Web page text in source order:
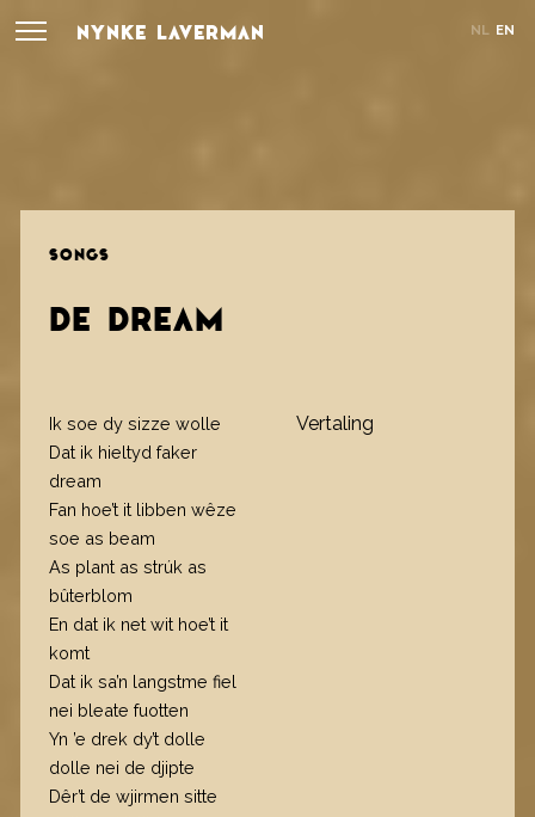
NYNKE LAVERMAN NL EN
SONGS
DE DREAM
Ik soe dy sizze wolle
Dat ik hieltyd faker
dream
Fan hoe’t it libben wêze
soe as beam
As plant as strúk as
bûterblom
En dat ik net wit hoe’t it
komt
Dat ik sa’n langstme fiel
nei bleate fuotten
Yn ’e drek dy’t dolle
dolle nei de djipte
Dêr’t de wjirmen sitte
Vertaling